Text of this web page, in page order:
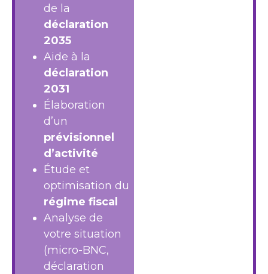
de la
déclaration
2035
Aide à la
déclaration
2031
Élaboration
d’un
prévisionnel
d’activité
Étude et
optimisation du
régime fiscal
Analyse de
votre situation
(micro-BNC,
déclaration